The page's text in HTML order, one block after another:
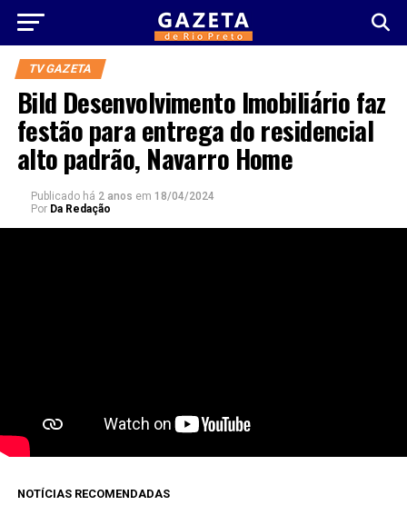
TV GAZETA
Bild Desenvolvimento Imobiliário faz
festão para entrega do residencial
alto padrão, Navarro Home
Publicado há 2 anos em 18/04/2024
Por Da Redação
NOTÍCIAS RECOMENDADAS